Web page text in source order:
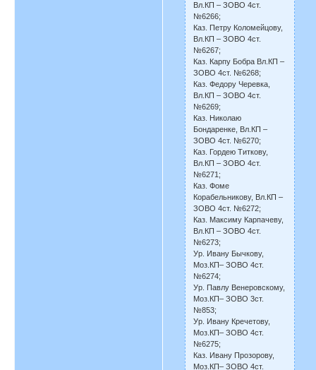
Вл.КП – ЗОВО 4ст.
№6266;
Каз. Петру Коломейцову,
Вл.КП – ЗОВО 4ст.
№6267;
Каз. Карпу Бобра Вл.КП –
ЗОВО 4ст. №6268;
Каз. Федору Черевка,
Вл.КП – ЗОВО 4ст.
№6269;
Каз. Николаю
Бондаренке, Вл.КП –
ЗОВО 4ст. №6270;
Каз. Гордею Титкову,
Вл.КП – ЗОВО 4ст.
№6271;
Каз. Фоме
Корабельникову, Вл.КП –
ЗОВО 4ст. №6272;
Каз. Максиму Карпачеву,
Вл.КП – ЗОВО 4ст.
№6273;
Ур. Ивану Бычкову,
Моз.КП– ЗОВО 4ст.
№6274;
Ур. Павлу Венеровскому,
Моз.КП– ЗОВО 3ст.
№853;
Ур. Ивану Кречетову,
Моз.КП– ЗОВО 4ст.
№6275;
Каз. Ивану Прозорову,
Моз.КП– ЗОВО 4ст.